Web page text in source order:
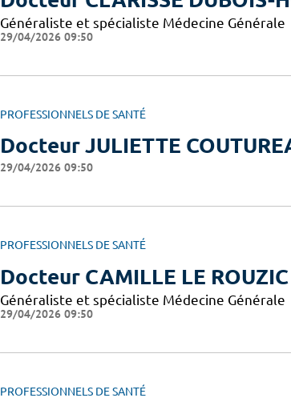
Généraliste et spécialiste Médecine Générale
29/04/2026 09:50
PROFESSIONNELS DE SANTÉ
Docteur JULIETTE
29/04/2026 09:50
PROFESSIONNELS DE SANTÉ
Docteur CAMILLE LE ROUZIC
Généraliste et spécialiste Médecine Générale
29/04/2026 09:50
PROFESSIONNELS DE SANTÉ